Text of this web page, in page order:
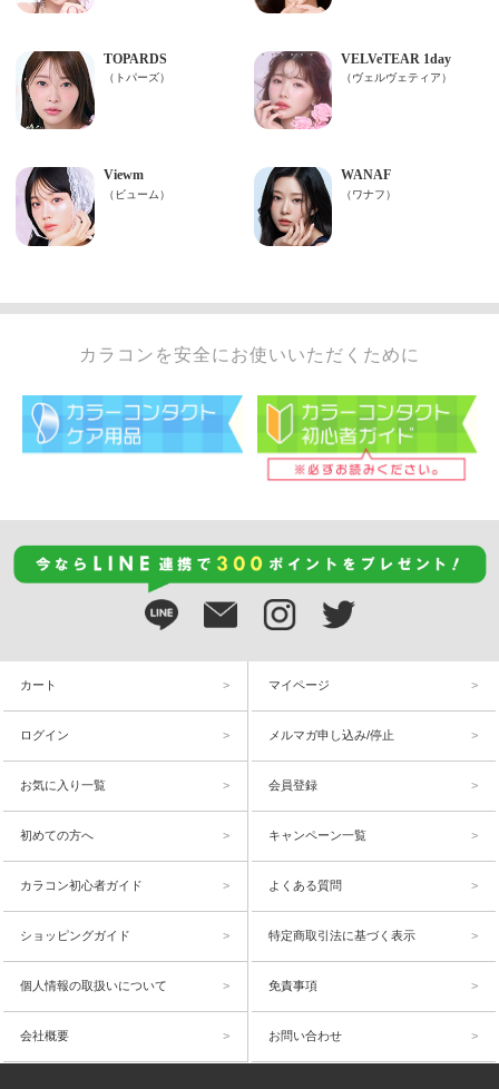
カラコンを安全にお使いいただくために
カート マイページ
ログイン メルマガ申し込み/停止
お気に入り一覧 会員登録
初めての方へ キャンペーン一覧
カラコン初心者ガイド よくある質問
ショッピングガイド 特定商取引法に基づく表示
個人情報の取扱いについて 免責事項
会社概要 お問い合わせ